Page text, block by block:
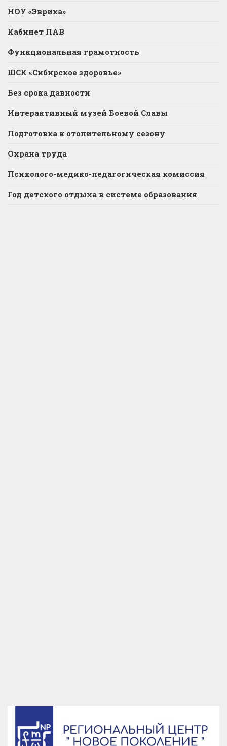
НОУ «Эврика»
Кабинет ПАВ
Функциональная грамотность
ШСК «Сибирское здоровье»
Без срока давности
Интерактивный музей Боевой Славы
Подготовка к отопительному сезону
Охрана труда
Психолого-медико-педагогическая комиссия
Год детского отдыха в системе образования